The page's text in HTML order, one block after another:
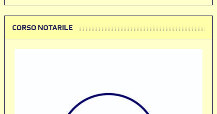
CORSO NOTARILE